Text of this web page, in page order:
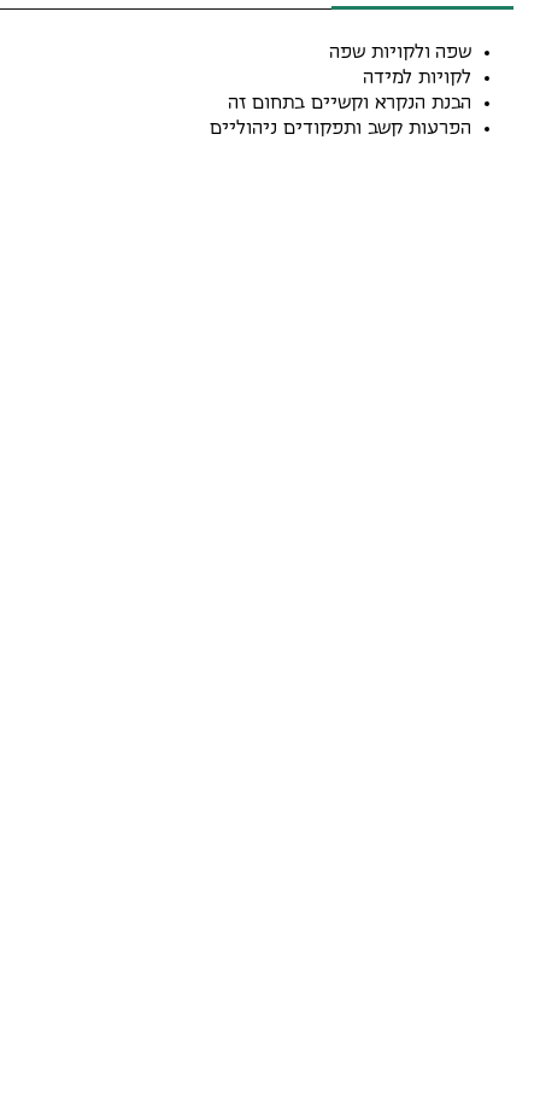
שפה ולקויות שפה
לקויות למידה
הבנת הנקרא וקשיים בתחום זה
הפרעות קשב ותפקודים ניהוליים